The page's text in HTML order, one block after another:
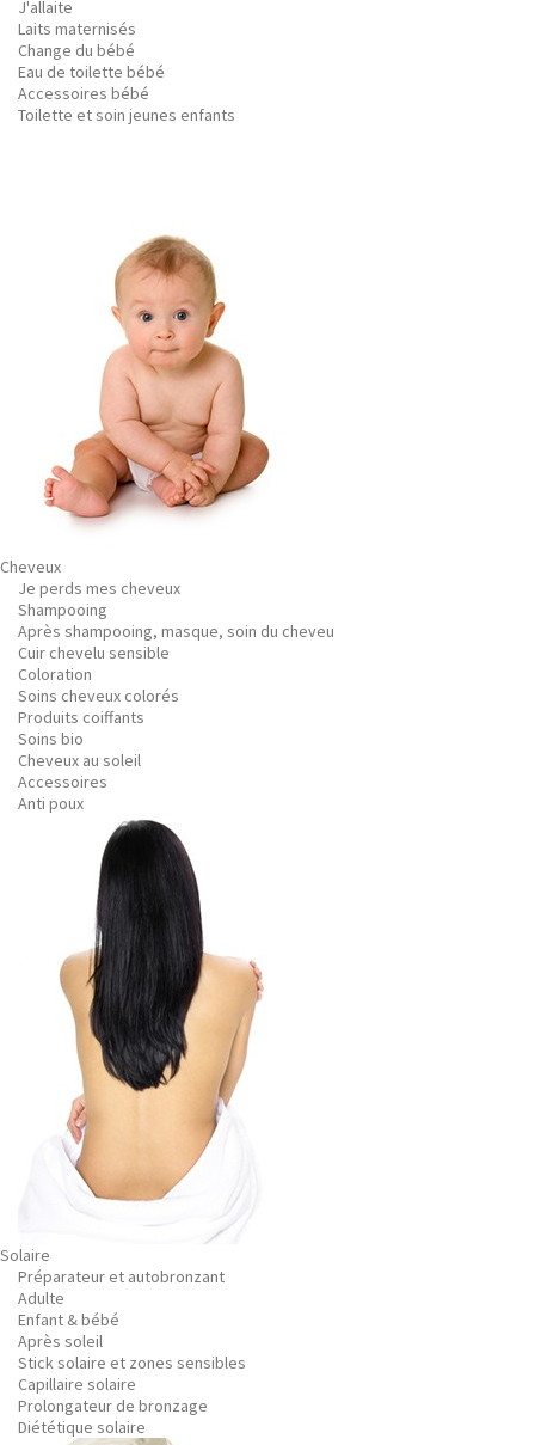
J'allaite
Laits maternisés
Change du bébé
Eau de toilette bébé
Accessoires bébé
Toilette et soin jeunes enfants
Cheveux
Je perds mes cheveux
Shampooing
Après shampooing, masque, soin du cheveu
Cuir chevelu sensible
Coloration
Soins cheveux colorés
Produits coiffants
Soins bio
Cheveux au soleil
Accessoires
Anti poux
Solaire
Préparateur et autobronzant
Adulte
Enfant & bébé
Après soleil
Stick solaire et zones sensibles
Capillaire solaire
Prolongateur de bronzage
Diététique solaire